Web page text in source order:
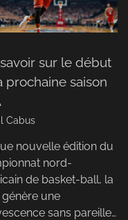
sur le début
prochaine saison
Cabus
nouvelle édition du
nord-
de basket-ball, la
génère une
sans pareille…